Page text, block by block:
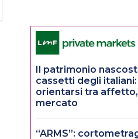
Il patrimonio
cassetti degli
orientarsi tra
mercato
“ARMS”: